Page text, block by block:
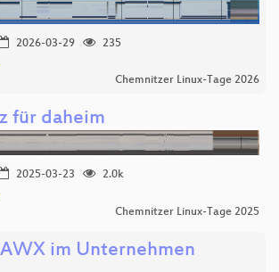
2026-03-29
235
Chemnitzer Linux-Tage 2026
für daheim
2025-03-23
2.0k
Chemnitzer Linux-Tage 2025
im Unternehmen